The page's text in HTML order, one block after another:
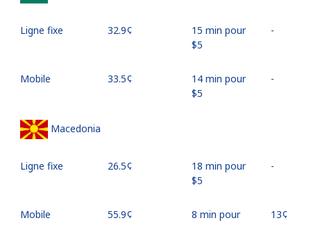
Ligne fixe ⁦32.9¢⁩
15 min pour
⁦$5⁩
-
Mobile ⁦33.5¢⁩
14 min pour
⁦$5⁩
-
Macedonia
Ligne fixe ⁦26.5¢⁩
18 min pour
⁦$5⁩
-
Mobile ⁦55.9¢⁩
8 min pour
⁦13¢⁩